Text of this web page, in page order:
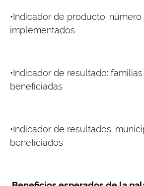
•Indicador de producto:
implementados
•Indicador de resultado:
beneficiadas
•Indicador de resultados:
beneficiados